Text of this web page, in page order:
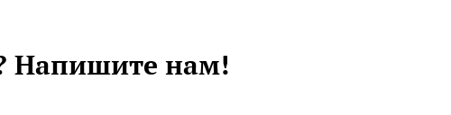
Напишите нам!